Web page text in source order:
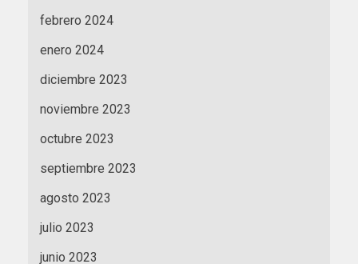
febrero 2024
enero 2024
diciembre 2023
noviembre 2023
octubre 2023
septiembre 2023
agosto 2023
julio 2023
junio 2023